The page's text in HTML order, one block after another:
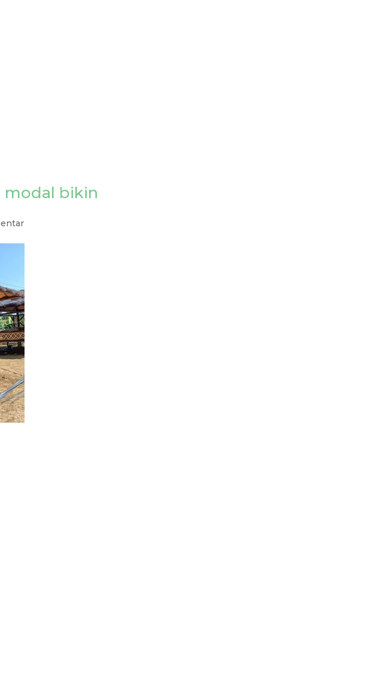
modal bikin